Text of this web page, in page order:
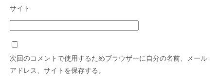
サイト
次回のコメントで使用するためブラウザーに自分の名前、メール
アドレス、サイトを保存する。